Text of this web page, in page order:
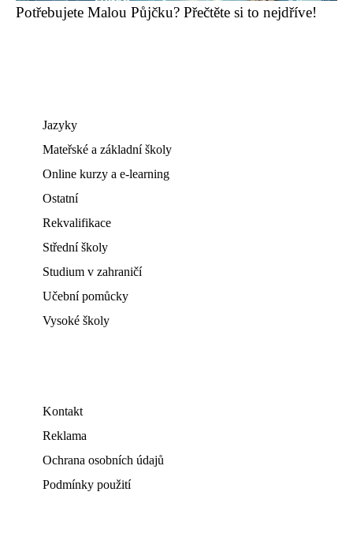
Potřebujete Malou Půjčku? Přečtěte si to nejdříve!
Jazyky
Mateřské a základní školy
Online kurzy a e-learning
Ostatní
Rekvalifikace
Střední školy
Studium v zahraničí
Učební pomůcky
Vysoké školy
Kontakt
Reklama
Ochrana osobních údajů
Podmínky použití